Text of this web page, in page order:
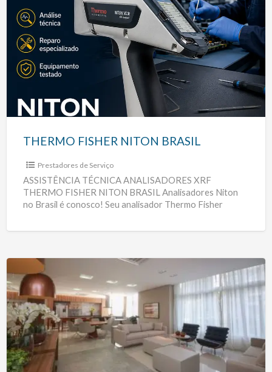
THERMO
FISHER
NITON
BRASIL
THERMO FISHER NITON BRASIL
Prestadores de Serviço
ASSISTÊNCIA TÉCNICA ANALISADORES XRF
THERMO FISHER NITON BRASIL Analisadores Niton
no Brasil é conosco! Seu analisador Thermo Fisher
Helbor
Apto
Campo
Belo